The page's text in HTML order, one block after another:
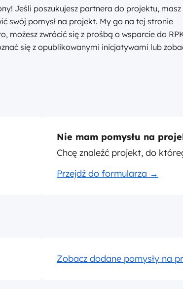
Jeśli poszukujesz partnera do projektu, masz
swój pomysł na projekt. My go na tej stronie
możesz zwrócić się z prośbą o wsparcie do
się z opublikowanymi inicjatywami lub
Nie mam pomysłu na
Chcę znaleźć projekt, do
Przejdź do formularza →
Zobacz dodane pomysły na